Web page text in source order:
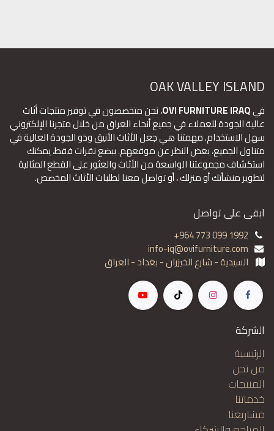
OAK VALLEY ISLAND
فيOVI FURNITURE IRAQ، نحن متخصصون في توفير منتجات أثاث
عالية الجودة للعملاء في جميع أنحاء العراق من خلال متجرنا الإلكتروني
سهل الاستخدام. مهمتنا هي جعل الأثاث الأنيق وذو الجودة العالية في
متناول الجميع، بغض النظر عن موقعهم. ببضع نقرات فقط، يمكنك
استكشاف مجموعتنا الواسعة من الأثاث والعثور على القطع المثالية
لتطوير منشأتك أو منزلك ، أو تواصل معنا لطلبات الأثاث المخصص.
ابقى على تواصل
+964 773 099 1992
info-iq@ovifurniture.com
السيدية - شارع الخيزران - بغداد - العراق
الشركة
الرئيسية
من نحن
المنتجات
خدماتنا
مشاريعنا